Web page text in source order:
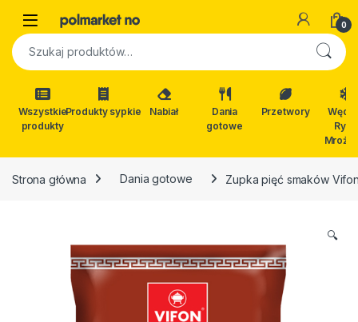
Open 0
Szukaj:
Wszystkie
produkty
Produkty sypkie Nabiał
Dania
gotowe
Przetwory
Ryby
Strona główna Dania gotowe Zupka pięć smaków
🔍